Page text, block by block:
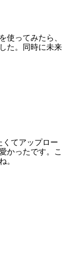
使ってみたら、
た。同時に未来
くてアップロー
かったです。こ
。